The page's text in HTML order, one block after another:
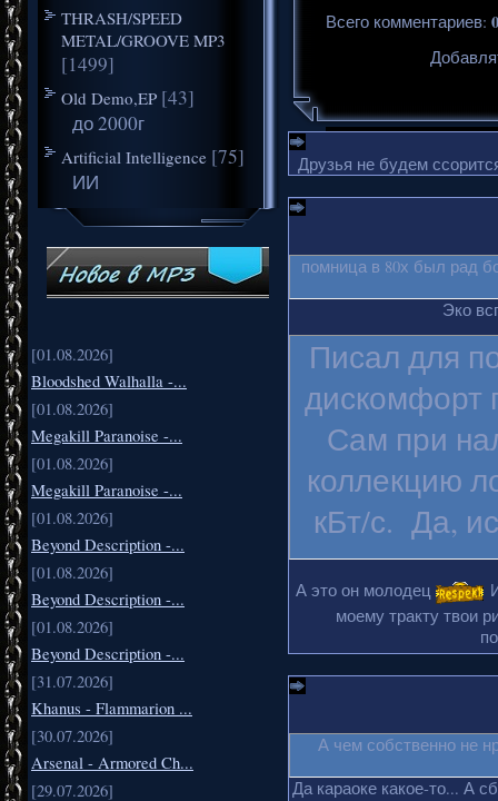
THRASH/SPEED
METAL/GROOVE MP3
[1499]
Old Demo,EP [43]
до 2000г
Artificial Intelligence [75]
ИИ
[01.08.2026]
Bloodshed Walhalla -...
[01.08.2026]
Megakill Paranoise -...
[01.08.2026]
Megakill Paranoise -...
[01.08.2026]
Beyond Description -...
[01.08.2026]
Beyond Description -...
[01.08.2026]
Beyond Description -...
[31.07.2026]
Khanus - Flammarion ...
[30.07.2026]
Arsenal - Armored Ch...
[29.07.2026]
Всего комментариев: 0
Друзья не будем
помница в 80х был рад
Эко
Писал для
дискомфорт
Сам при
коллекцию
кБт/с. Да,
А это он молодец
моему тракту твои
А чем собственно не
Да караоке какое-то... А